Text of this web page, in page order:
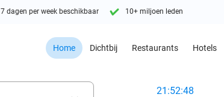
7 dagen per week beschikbaar 10+ miljoen leden
Home Dichtbij Restaurants Hotels
21:52:47